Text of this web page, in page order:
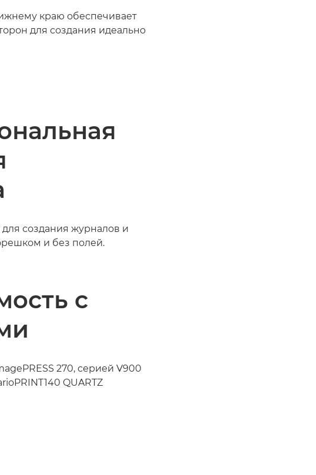
краю обеспечивает
для создания идеально
создания журналов и
и без полей.
с
270, серией V900
QUARTZ